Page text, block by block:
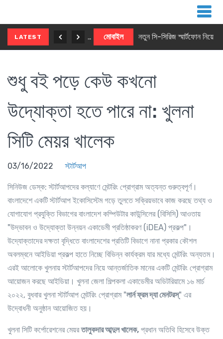
LATEST মোবাইল নতুন সি-সিরিজ স্মার্টফোন নিয়ে আসছে রিয়েলমি
শুধু বই পড়ে কেউ কখনো
উদ্যোক্তা হতে পারে না: খুলনা
সিটি মেয়র খালেক
03/16/2022 স্টার্টআপ
সিনিউজ ডেস্ক: স্টার্টআপদের কল্যাণে মেন্টরিং প্রোগ্রাম অত্যন্ত গুরুত্বপূর্ণ।
বাংলাদেশে একটি স্টার্টআপ ইকোসিস্টেম গড়ে তুলতে সক্রিয়ভাবে কাজ করছে তথ্য ও
যোগাযোগ প্রযুক্তি বিভাগের বাংলাদেশ কম্পিউটার কাউন্সিলের (বিসিসি) আওতায়
"উদ্ভাবন ও উদ্যোক্তা উন্নয়ন একাডেমী প্রতিষ্ঠাকরণ (iDEA) প্রকল্প"।
উদ্যোক্তাদের দক্ষতা বৃদ্ধিতে বাংলাদেশের প্রতিটি বিভাগে নানা প্রকার কৌশল
অবলম্বনে আইডিয়া প্রকল্প হাতে নিচ্ছে বিভিন্ন কার্যক্রম যার মধ্যে মেন্টরিং অন্যতম।
এরই আলোকে খুলনায় স্টার্টআপদের নিয়ে আন্তর্জাতিক মানের একটি মেন্টরিং প্রোগ্রাম
আয়োজন করছে আইডিয়া। খুলনা জেলা শিল্পকলা একাডেমীর অডিটরিয়ামে ১৬ মার্চ
২০২২, বুধবার খুলনা স্টার্টআপ মেন্টরিং প্রোগ্রাম "লার্ন ফ্রম দ্যা মেনটরস্" এর
উদ্বোধনী অনুষ্ঠান আয়োজিত হয়।
খুলনা সিটি কর্পোরেশনের মেয়রতালুকদার আব্দুল খালেক, প্রধান অতিথি হিসেবে উক্ত